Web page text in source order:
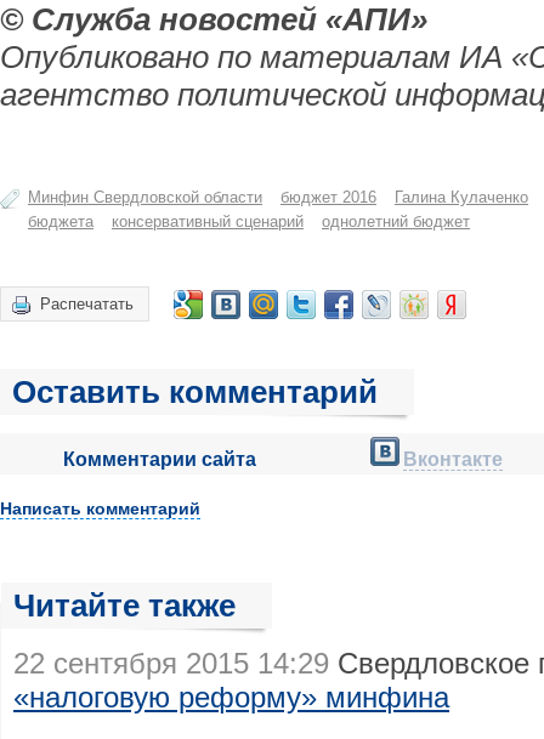
© Служба новостей «АПИ»
Опубликовано по материалам ИА
агентство политической
Минфин Свердловской области бюджет 2016
Галина Кулаченко
бюджета
консервативный сценарий однолетний бюджет
Распечатать
Оставить комментарий
Комментарии сайта Вконтакте
Написать комментарий
Читайте также
22 сентября 2015 14:29 Свердловское
«налоговую реформу» минфина